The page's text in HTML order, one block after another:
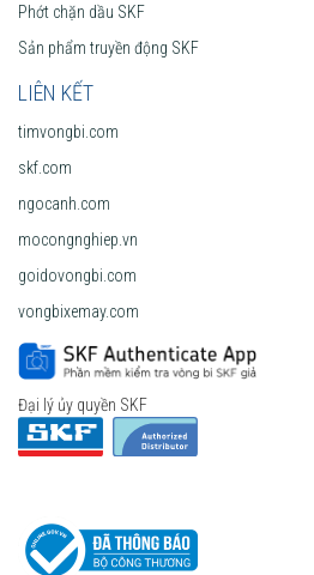
Phớt chặn dầu SKF
Sản phẩm truyền động SKF
LIÊN KẾT
timvongbi.com
skf.com
ngocanh.com
mocongnghiep.vn
goidovongbi.com
vongbixemay.com
Đại lý ủy quyền SKF